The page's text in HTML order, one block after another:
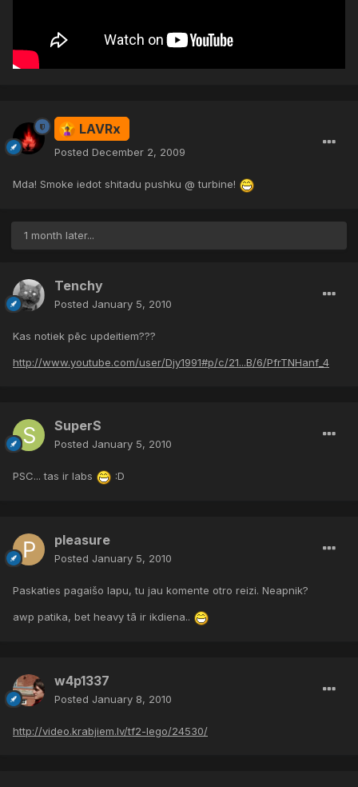
LAVRx
Posted December 2, 2009
Mda! Smoke iedot shitadu pushku @ turbine!
1 month later...
Tenchy
Posted January 5, 2010
Kas notiek pēc updeitiem???
http://www.youtube.com/user/Djy1991#p/c/21...B/6/PfrTNHanf_4
SuperS
Posted January 5, 2010
PSC... tas ir labs :D
pleasure
Posted January 5, 2010
Paskaties pagaišo lapu, tu jau komente otro reizi. Neapnik?
awp patika, bet heavy tā ir ikdiena..
w4p1337
Posted January 8, 2010
http://video.krabjiem.lv/tf2-lego/24530/